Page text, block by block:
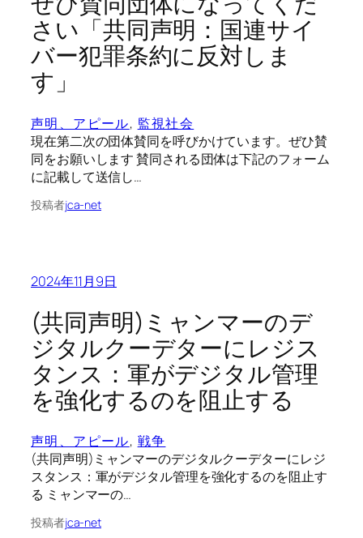
さい「共同声明：国連サイ
バー犯罪条約に反対しま
す」
声明、アピール, 監視社会
現在第二次の団体賛同を呼びかけています。ぜひ賛
同をお願いします 賛同される団体は下記のフォーム
に記載して送信し…
投稿者jca-net
2024年11月9日
(共同声明)ミャンマーのデ
ジタルクーデターにレジス
タンス：軍がデジタル管理
を強化するのを阻止する
声明、アピール, 戦争
(共同声明)ミャンマーのデジタルクーデターにレジ
スタンス：軍がデジタル管理を強化するのを阻止す
る ミャンマーの…
投稿者jca-net